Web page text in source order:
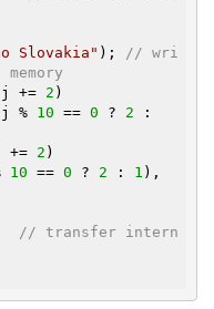
Slovakia" );
// wri
+= 2 )
% 10 == 0 ? 2
2 )
10 == 0 ? 2 : 1 ),
// transfer intern